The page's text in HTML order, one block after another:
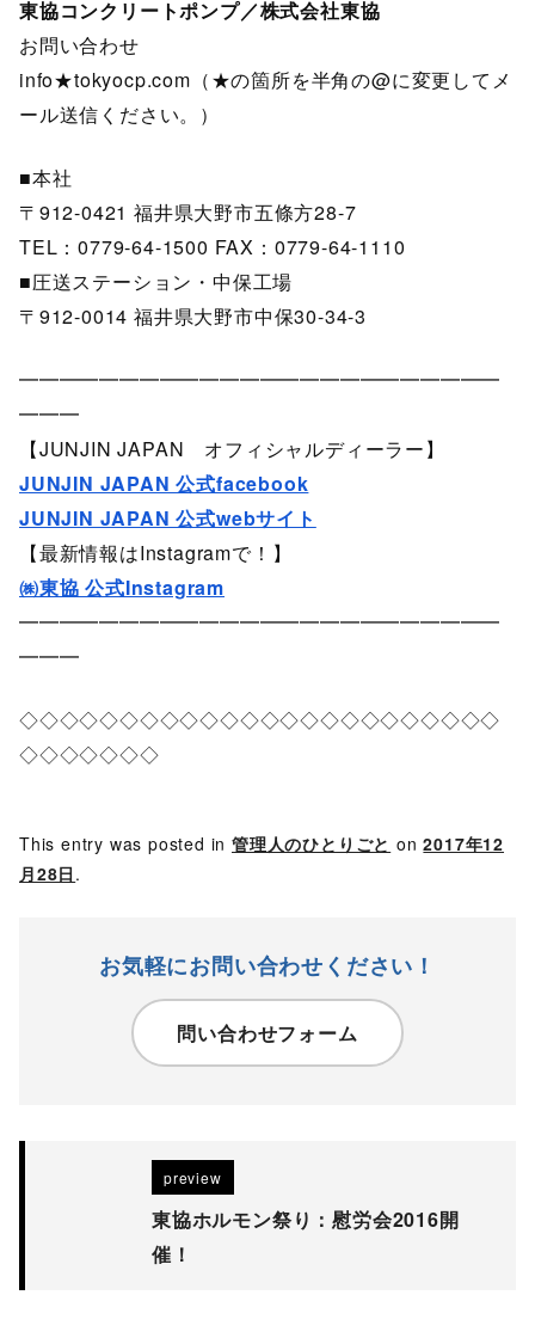
東協コンクリートポンプ／株式会社東協
お問い合わせ
info★tokyocp.com（★の箇所を半角の@に変更してメ
ール送信ください。）
■本社
〒912-0421 福井県大野市五條方28-7
TEL：0779-64-1500 FAX：0779-64-1110
■圧送ステーション・中保工場
〒912-0014 福井県大野市中保30-34-3
━━━━━━━━━━━━━━━━━━━━━━━━
━━━
【JUNJIN JAPAN オフィシャルディーラー】
JUNJIN JAPAN 公式facebook
JUNJIN JAPAN 公式webサイト
【最新情報はInstagramで！】
㈱東協 公式Instagram
━━━━━━━━━━━━━━━━━━━━━━━━
━━━
◇◇◇◇◇◇◇◇◇◇◇◇◇◇◇◇◇◇◇◇◇◇◇◇
◇◇◇◇◇◇◇
This entry was posted in 管理人のひとりごと on2017年12
月28日 .
お気軽にお問い合わせください！
問い合わせフォーム
preview
東協ホルモン祭り：慰労会2016開
催！